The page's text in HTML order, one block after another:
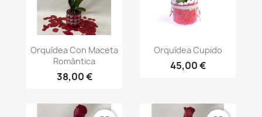
Vista rápida
Orquídea Con Maceta
Romántica
38,00 €
Vista rápida
Orquídea Cupido
45,00 €